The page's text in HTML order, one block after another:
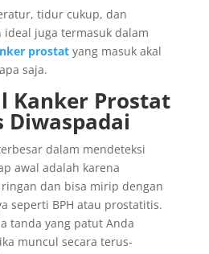
tidur cukup, dan
juga termasuk dalam
prostatyang masuk akal
saja.
Kanker Prostat
Diwaspadai
dalam mendeteksi
awal adalah karena
dan bisa mirip dengan
seperti BPH atau prostatitis.
tanda yang patut Anda
muncul secara terus-